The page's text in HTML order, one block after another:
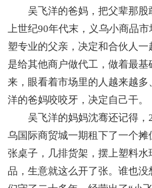
吴飞洋的爸妈，把父辈那股
上世纪90年代末，义乌小商品
塑专业的父亲，决定和合伙人
是给其他商户做代工，做着最
来，眼看着市场里的人越来越
洋的爸妈咬咬牙，决定自己干。
吴飞洋的妈妈沈骞还记得，
乌国际商贸城一期租下了一个摊
张桌子，几排货架，摆上塑料
品，生意就这么开了张。谁也